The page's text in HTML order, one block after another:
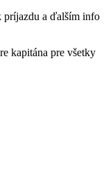
príjazdu a ďalším info
kapitána pre všetky